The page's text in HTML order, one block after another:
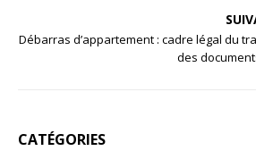
Débarras d’appartement : cadre légal du
des
CATÉGORIES